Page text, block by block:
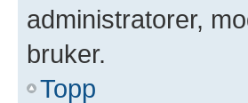
administratorer,
bruker.
Topp